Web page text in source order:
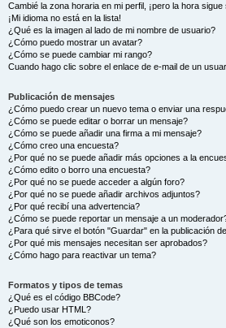
Cambié la zona horaria en mi perfil, ¡pero la hora
¡Mi idioma no está en la lista!
¿Qué es la imagen al lado de mi nombre de usuario?
¿Cómo puedo mostrar un avatar?
¿Cómo se puede cambiar mi rango?
Cuando hago clic sobre el enlace de e-mail de un
Publicación de mensajes
¿Cómo puedo crear un nuevo tema o enviar una
¿Cómo se puede editar o borrar un mensaje?
¿Cómo se puede añadir una firma a mi mensaje?
¿Cómo creo una encuesta?
¿Por qué no se puede añadir más opciones a la
¿Cómo edito o borro una encuesta?
¿Por qué no se puede acceder a algún foro?
¿Por qué no se puede añadir archivos adjuntos?
¿Por qué recibí una advertencia?
¿Cómo se puede reportar un mensaje a un
¿Para qué sirve el botón "Guardar" en la publicación
¿Por qué mis mensajes necesitan ser aprobados?
¿Cómo hago para reactivar un tema?
Formatos y tipos de temas
¿Qué es el código BBCode?
¿Puedo usar HTML?
¿Qué son los emoticonos?